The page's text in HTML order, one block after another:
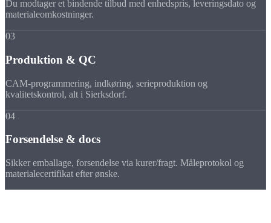
Du modtager et bindende tilbud med enhedspris, leveringsdato og
materialeomkostninger.
03
Produktion & QC
CAM-programmering, indkøring, serieproduktion og
kvalitetskontrol, alt i Sierksdorf.
04
Forsendelse & docs
Sikker emballage, forsendelse via kurer/fragt. Måleprotokol og
materialecertifikat efter ønske.